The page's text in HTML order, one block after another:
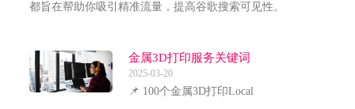
都旨在帮助你吸引精准流量，提高谷歌搜索可见性。
金属3D打印服务关键词
2025-03-20
📌 100个金属3D打印Local